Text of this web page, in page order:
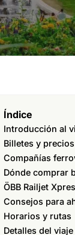
Índice
Introducción al
Billetes y precios
Compañías
Dónde comprar
ÖBB Railjet
Consejos para
Horarios y rutas
Detalles del viaje